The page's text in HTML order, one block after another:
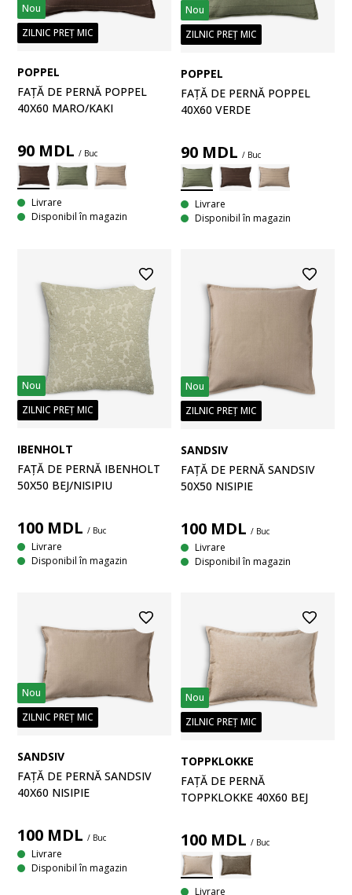
Nou
ZILNIC PREȚ MIC
POPPEL
FAȚĂ DE PERNĂ POPPEL
40X60 MARO/KAKI
90 MDL / Buc
Livrare
Disponibil în magazin
Nou
ZILNIC PREȚ MIC
POPPEL
FAȚĂ DE PERNĂ POPPEL
40X60 VERDE
90 MDL / Buc
Livrare
Disponibil în magazin
Nou
ZILNIC PREȚ MIC
IBENHOLT
FAȚĂ DE PERNĂ IBENHOLT
50X50 BEJ/NISIPIU
100 MDL / Buc
Livrare
Disponibil în magazin
Nou
ZILNIC PREȚ MIC
SANDSIV
FAȚĂ DE PERNĂ SANDSIV
50X50 NISIPIE
100 MDL / Buc
Livrare
Disponibil în magazin
Nou
ZILNIC PREȚ MIC
SANDSIV
FAȚĂ DE PERNĂ SANDSIV
40X60 NISIPIE
100 MDL / Buc
Livrare
Disponibil în magazin
Nou
ZILNIC PREȚ MIC
TOPPKLOKKE
FAȚĂ DE PERNĂ
TOPPKLOKKE 40X60 BEJ
100 MDL / Buc
Livrare